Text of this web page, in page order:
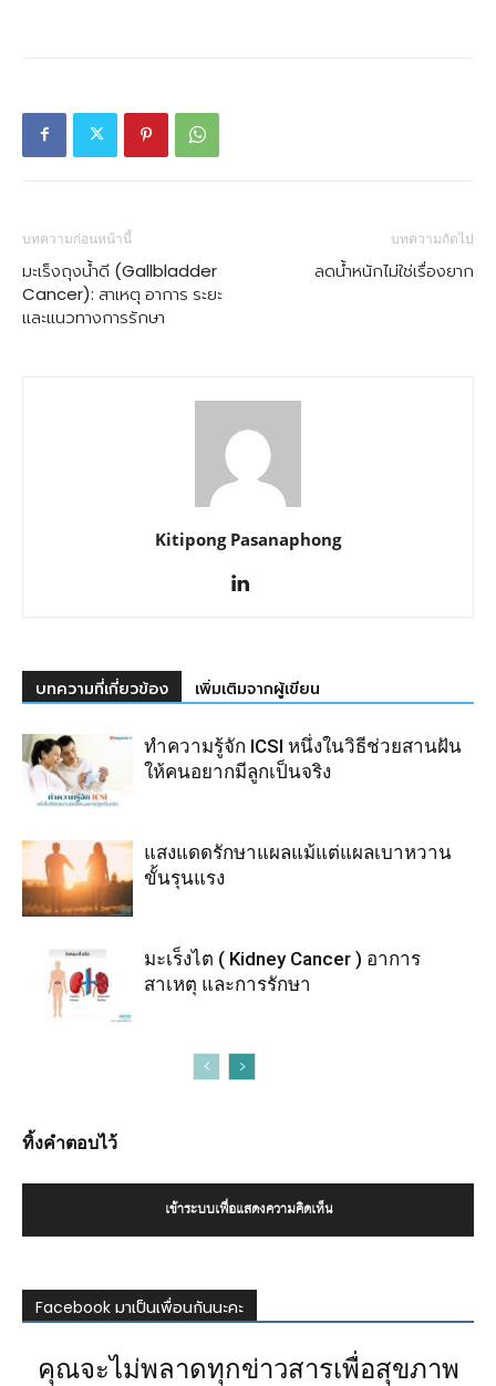
บทความก่อนหน้านี้
มะเร็งถุงน้ำดี (Gallbladder
Cancer): สาเหตุ อาการ ระยะ
และแนวทางการรักษา
บทความถัดไป
ลดน้ำหนักไม่ใช่เรื่องยาก
Kitipong Pasanaphong
บทความที่เกี่ยวข้อง เพิ่มเติมจากผู้เขียน
ทำความรู้จัก ICSI หนึ่งในวิธีช่วยสานฝัน
ให้คนอยากมีลูกเป็นจริง
แสงแดดรักษาแผลแม้แต่แผลเบาหวาน
ขั้นรุนแรง
มะเร็งไต ( Kidney Cancer ) อาการ
สาเหตุ และการรักษา
ทิ้งคำตอบไว้
เข้าระบบเพื่อแสดงความคิดเห็น
Facebook มาเป็นเพื่อนกันนะคะ
คุณจะไม่พลาดทุกข่าวสารเพื่อสุขภาพ